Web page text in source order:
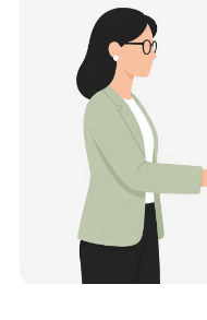
Zentrum ist
muss, und erhalten
Entrümpler aus
nur der Entrümpler,
Was kostet die
Wohnung in
Für eine
die Kosten in
im Schnitt rund 32,8
(Etage, Aufzug),
den Preis nach oben
Festpreis nennt